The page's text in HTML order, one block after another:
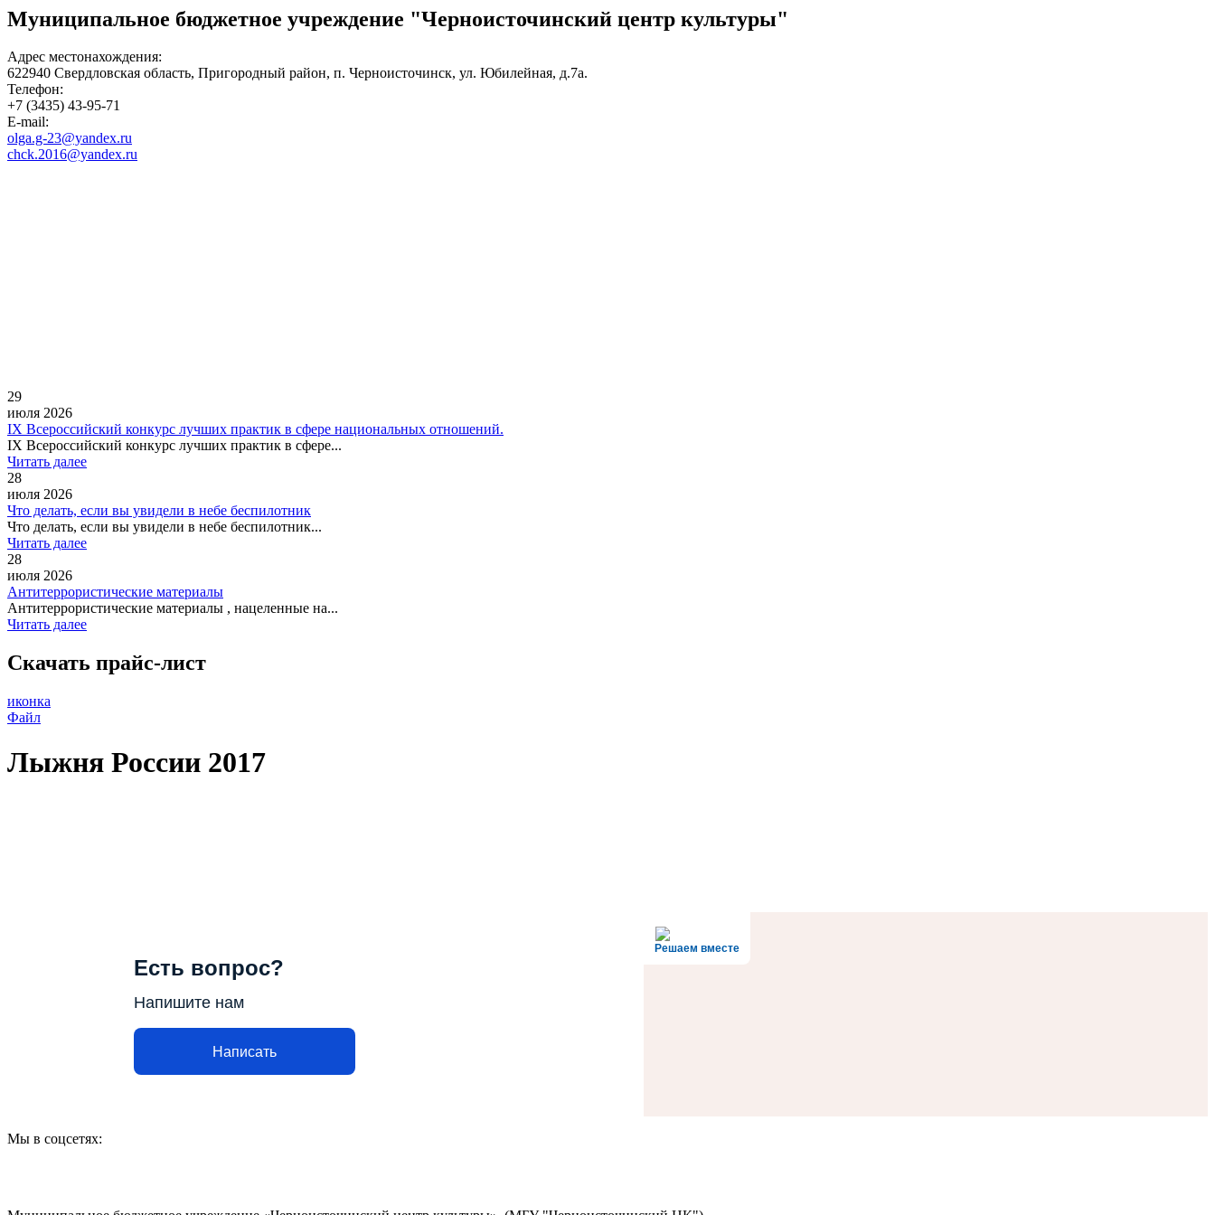
Муниципальное бюджетное учреждение "Черноисточинский центр культуры"
Адрес местонахождения:
622940 Свердловская область, Пригородный район, п. Черноисточинск, ул. Юбилейная, д.7а.
Телефон:
+7 (3435) 43-95-71
E-mail:
olga.g-23@yandex.ru
chck.2016@yandex.ru
29
июля 2026
IХ Всероссийский конкурс лучших практик в сфере национальных отношений.
IХ Всероссийский конкурс лучших практик в сфере...
Читать далее
28
июля 2026
Что делать, если вы увидели в небе беспилотник
Что делать, если вы увидели в небе беспилотник...
Читать далее
28
июля 2026
Антитеррористические материалы
Антитеррористические материалы , нацеленные на...
Читать далее
Скачать прайс-лист
иконка
Файл
Лыжня России 2017
Решаем вместе
Есть вопрос?
Напишите нам
Написать
Мы в соцсетях: